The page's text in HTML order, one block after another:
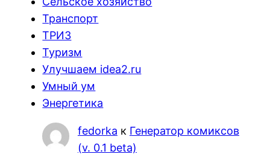
Транспорт
ТРИЗ
Туризм
Улучшаем idea2.ru
Умный ум
Энергетика
fedorka к Генератор комиксов
(v. 0.1 beta)